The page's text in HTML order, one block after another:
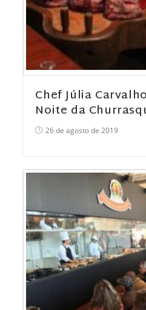
Chef Júlia
Noite da
26 de agosto de 2019